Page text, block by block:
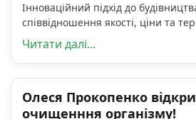
Інноваційний підхід до
співвідношення якості, ціни та
Читати далі...
Олеся Прокопенко
очищенння організму!